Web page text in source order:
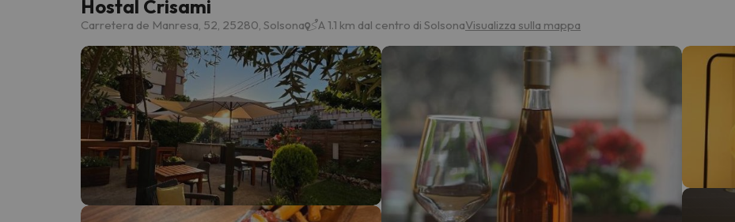
Hotel + skipass Hotel di montagna
Ops, non abbiamo trovato alcun risultato corrispondente alla sua ricerca. Provare a modificare la destinazione.
Hostal Crisami
Carretera de Manresa, 52, 25280, Solsona A 1.1 km dal centro di SolsonaVisualizza sulla mappa